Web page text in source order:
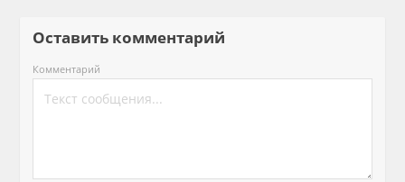
Оставить комментарий
Комментарий